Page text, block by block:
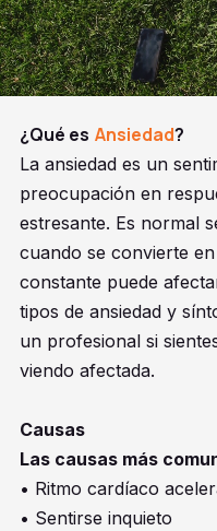
¿Qué es Ansiedad?
La ansiedad es un
preocupación en
estresante. Es normal
cuando se convierte
constante puede
tipos de ansiedad y
un profesional si
viendo afectada.
Causas
Las causas más
• Ritmo cardíaco
• Sentirse inquieto